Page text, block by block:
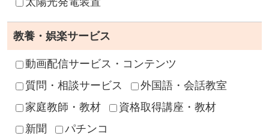
教養・娯楽サービス
動画配信サービス・コンテンツ
質問・相談サービス
外国語・会話教室
家庭教師・教材
資格取得講座・教材
新聞
パチンコ